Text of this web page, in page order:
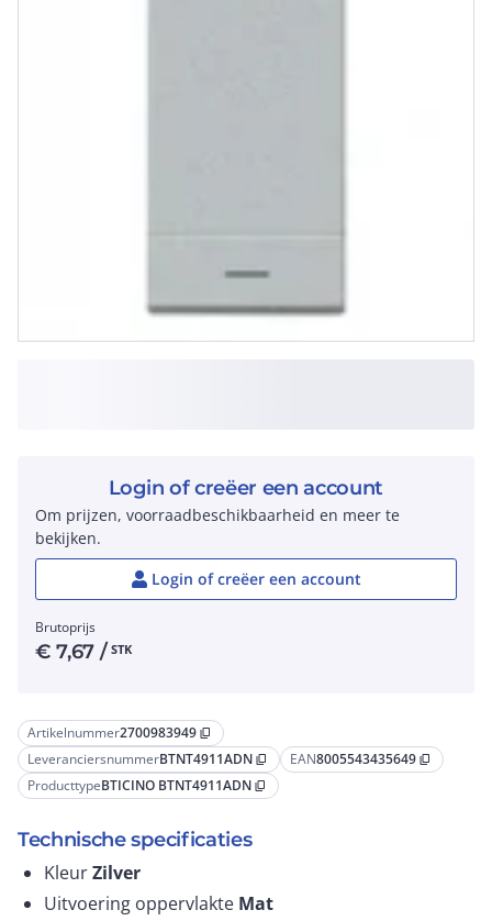
Artikelnummer2700983949 content_copy
LeveranciersnummerBTNT4911ADN content_copy EAN8005543435649 content_copy
ProducttypeBTICINO BTNT4911ADN content_copy
Technische specificaties
KleurZilver
Uitvoering oppervlakte Mat
Login of creëer een account
Om prijzen, voorraadbeschikbaarheid en meer te
bekijken.
Login of creëer een account
Brutoprijs
€7,67 / STK